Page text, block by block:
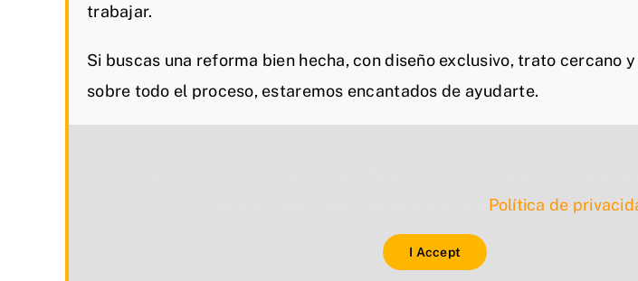
trabajar.
Si buscas una reforma bien hecha, con diseño exclusivo, trato cercano
sobre todo el proceso, estaremos encantados de ayudarte.
Política de
I Accept